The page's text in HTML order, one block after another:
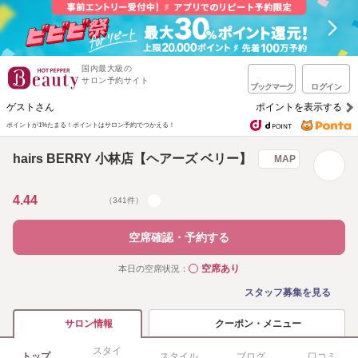
国内最大級の
サロン予約サイト
ブックマーク ログイン
ゲストさん ポイントを表示する
ポイントが1%たまる！ ポイントはサロン予約でつかえる！
hairs BERRY 小林店【ヘアーズ ベリー】 MAP
4.44 （341件）
空席確認・予約する
本日の空席状況： ◯空席あり
スタッフ募集を見る
サロン情報 クーポン・メニュー
スタイ